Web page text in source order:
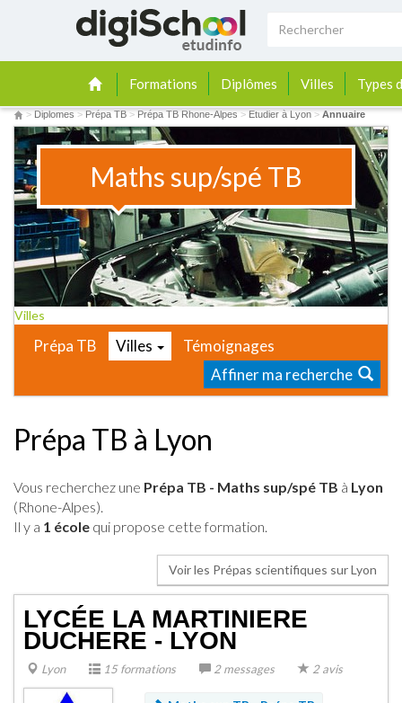
Formations Diplômes Villes Types
> Diplomes > Prépa TB > Prépa TB Rhone-Alpes > Etudier à Lyon > Annuaire
Maths sup/spé TB
Villes
Prépa TB Villes
Témoignages
Affiner ma recherche
Prépa TB à Lyon
Vous recherchez une Prépa TB - Maths sup/spé TB à Lyon
(Rhone-Alpes).
Il y a 1 école qui propose cette formation.
Voir les Prépas scientifiques sur Lyon
LYCÉE LA MARTINIERE
DUCHERE - LYON
Lyon 15 formations 2 messages 2 avis